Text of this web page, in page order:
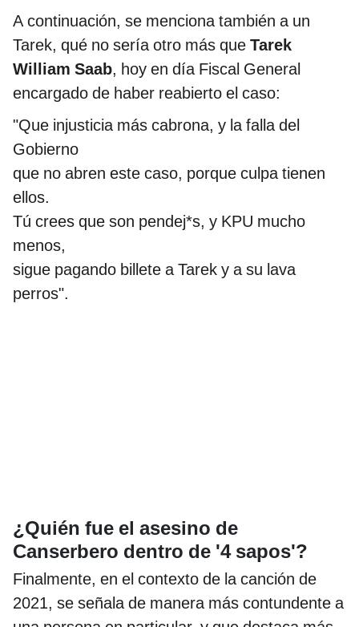
A continuación, se menciona también a un
Tarek, qué no sería otro más que Tarek
William Saab, hoy en día Fiscal General
encargado de haber reabierto el caso:
"Que injusticia más cabrona, y la falla del
Gobierno
que no abren este caso, porque culpa tienen
ellos.
Tú crees que son pendej*s, y KPU mucho
menos,
sigue pagando billete a Tarek y a su lava
perros".
¿Quién fue el asesino de
Canserbero dentro de '4 sapos'?
Finalmente, en el contexto de la canción de
2021, se señala de manera más contundente a